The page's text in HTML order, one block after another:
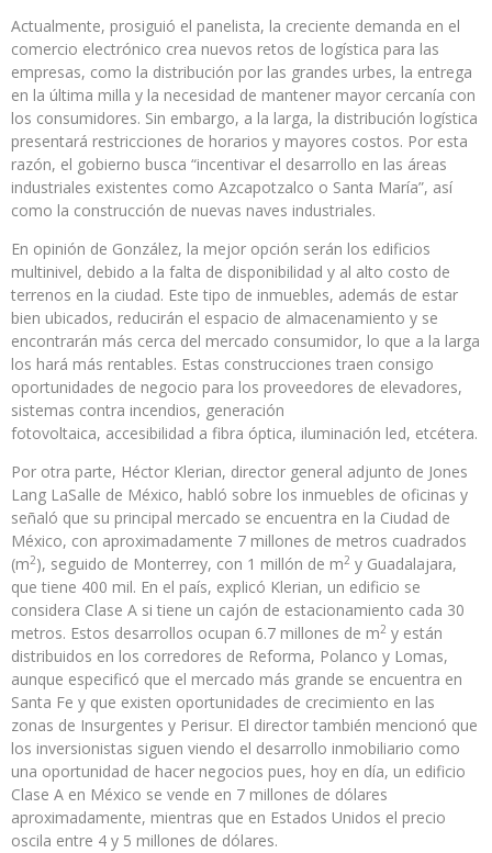
Actualmente, prosiguió el panelista, la creciente demanda en el
comercio electrónico crea nuevos retos de logística para las
empresas, como la distribución por las grandes urbes, la entrega
en la última milla y la necesidad de mantener mayor cercanía con
los consumidores. Sin embargo, a la larga, la distribución logística
presentará restricciones de horarios y mayores costos. Por esta
razón, el gobierno busca “incentivar el desarrollo en las áreas
industriales existentes como Azcapotzalco o Santa María”, así
como la construcción de nuevas naves industriales.
En opinión de González, la mejor opción serán los edificios
multinivel, debido a la falta de disponibilidad y al alto costo de
terrenos en la ciudad. Este tipo de inmuebles, además de estar
bien ubicados, reducirán el espacio de almacenamiento y se
encontrarán más cerca del mercado consumidor, lo que a la larga
los hará más rentables. Estas construcciones traen consigo
oportunidades de negocio para los proveedores de elevadores,
sistemas contra incendios, generación
fotovoltaica, accesibilidad a fibra óptica, iluminación led, etcétera.
Por otra parte, Héctor Klerian, director general adjunto de Jones
Lang LaSalle de México, habló sobre los inmuebles de oficinas y
señaló que su principal mercado se encuentra en la Ciudad de
México, con aproximadamente 7 millones de metros cuadrados
(m2), seguido de Monterrey, con 1 millón de m2 y Guadalajara,
que tiene 400 mil. En el país, explicó Klerian, un edificio se
considera Clase A si tiene un cajón de estacionamiento cada 30
metros. Estos desarrollos ocupan 6.7 millones de m2 y están
distribuidos en los corredores de Reforma, Polanco y Lomas,
aunque especificó que el mercado más grande se encuentra en
Santa Fe y que existen oportunidades de crecimiento en las
zonas de Insurgentes y Perisur. El director también mencionó que
los inversionistas siguen viendo el desarrollo inmobiliario como
una oportunidad de hacer negocios pues, hoy en día, un edificio
Clase A en México se vende en 7 millones de dólares
aproximadamente, mientras que en Estados Unidos el precio
oscila entre 4 y 5 millones de dólares.